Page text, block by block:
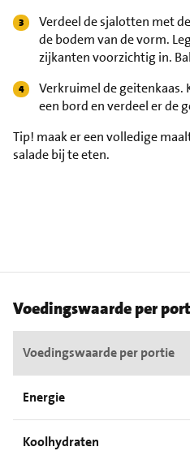
Verdeel de sjalotten met
de bodem van de vorm.
zijkanten voorzichtig in.
Verkruimel de geitenkaas.
een bord en verdeel er de
Tip! maak er een volledige
salade bij te eten.
Voedingswaarde per
Voedingswaarde per portie
Energie
Koolhydraten